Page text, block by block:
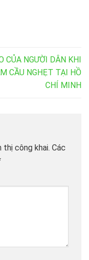
CỦA NGƯỜI DÂN KHI
CẦU NGHẸT TẠI HỒ
CHÍ MINH
thị công khai. Các